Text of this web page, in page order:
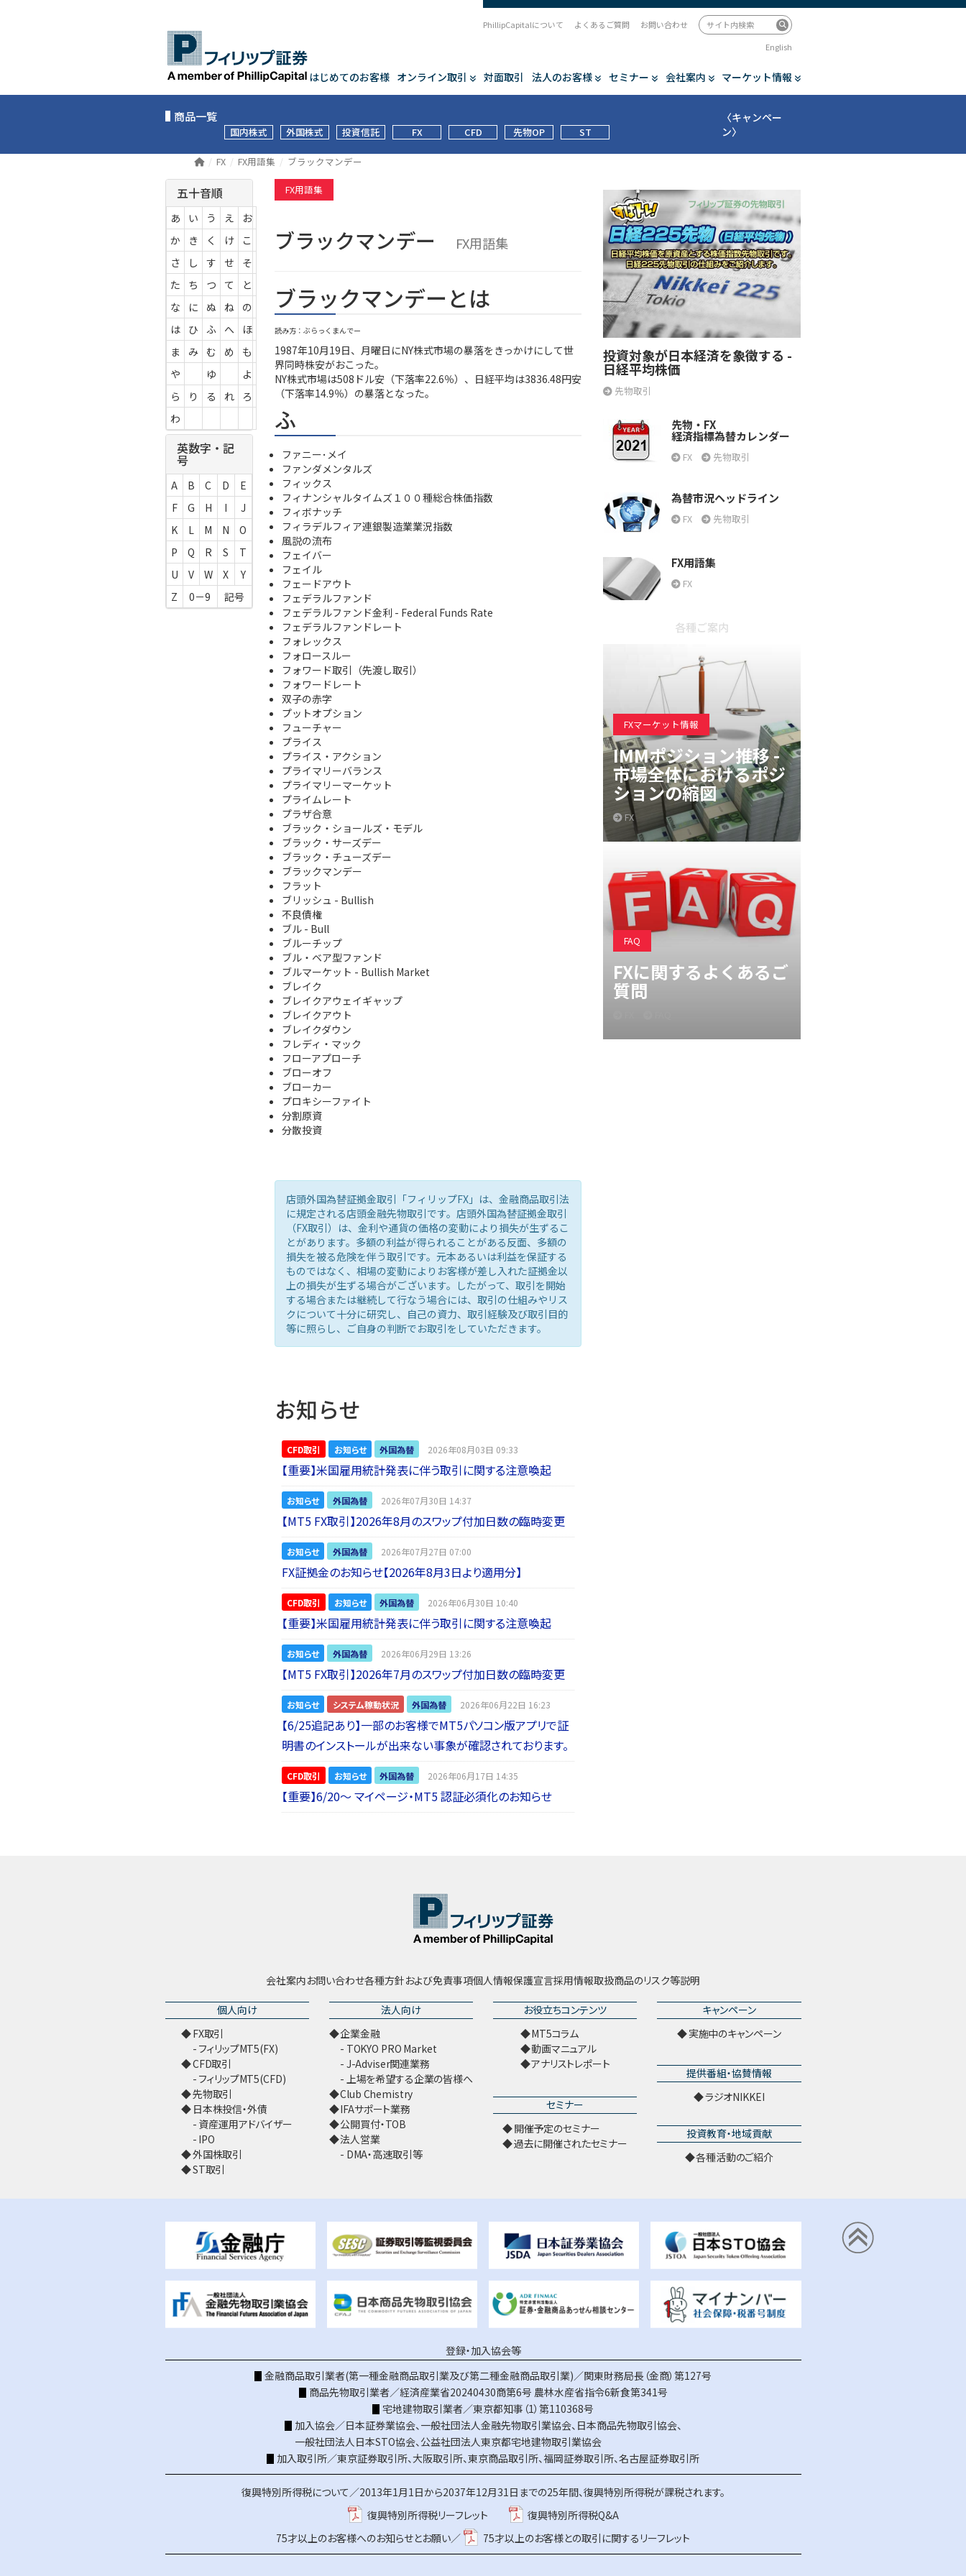
はじめてのお客様 オンライン取引 対面取引 法人のお客様 セミナー 会社案内 マーケット情報
PhillipCapitalについて よくあるご質問
お問い合わせ
English
商品一覧
国内株式 外国株式 投資信託 FX CFD 先物OP ST
〈キャンペー
ン〉
FX FX用語集 ブラックマンデー
FX用語集
ブラックマンデー FX用語集
ブラックマンデーとは
読み方：ぶらっくまんでー
1987年10月19日、月曜日にNY株式市場の暴落をきっかけにして世
界同時株安がおこった。
NY株式市場は508ドル安（下落率22.6％）、日経平均は3836.48円安
（下落率14.9％）の暴落となった。
ふ
ファニー･メイ
ファンダメンタルズ
フィックス
フィナンシャルタイムズ１００種総合株価指数
フィボナッチ
フィラデルフィア連銀製造業業況指数
風説の流布
フェイバー
フェイル
フェードアウト
フェデラルファンド
フェデラルファンド金利 - Federal Funds Rate
フェデラルファンドレート
フォレックス
フォロースルー
フォワード取引（先渡し取引）
フォワードレート
双子の赤字
プットオプション
フューチャー
プライス
プライス・アクション
プライマリーバランス
プライマリーマーケット
プライムレート
プラザ合意
ブラック・ショールズ・モデル
ブラック・サーズデー
ブラック・チューズデー
ブラックマンデー
フラット
ブリッシュ - Bullish
不良債権
ブル - Bull
ブルーチップ
ブル・ベア型ファンド
ブルマーケット - Bullish Market
ブレイク
ブレイクアウェイギャップ
ブレイクアウト
ブレイクダウン
フレディ・マック
フローアプローチ
ブローオフ
ブローカー
プロキシーファイト
分割原資
分散投資
店頭外国為替証拠金取引「フィリップFX」は、金融商品取引法
に規定される店頭金融先物取引です。店頭外国為替証拠金取引
（FX取引）は、金利や通貨の価格の変動により損失が生ずるこ
とがあります。多額の利益が得られることがある反面、多額の
損失を被る危険を伴う取引です。元本あるいは利益を保証する
ものではなく、相場の変動によりお客様が差し入れた証拠金以
上の損失が生ずる場合がございます。したがって、取引を開始
する場合または継続して行なう場合には、取引の仕組みやリス
クについて十分に研究し、自己の資力、取引経験及び取引目的
等に照らし、ご自身の判断でお取引をしていただきます。
お知らせ
CFD取引 お知らせ 外国為替 2026年08月03日 09:33
【重要】米国雇用統計発表に伴う取引に関する注意喚起
お知らせ 外国為替 2026年07月30日 14:37
【MT5 FX取引】2026年8月のスワップ付加日数の臨時変更
お知らせ 外国為替 2026年07月27日 07:00
FX証拠金のお知らせ【2026年8月3日より適用分】
CFD取引 お知らせ 外国為替 2026年06月30日 10:40
【重要】米国雇用統計発表に伴う取引に関する注意喚起
お知らせ 外国為替 2026年06月29日 13:26
【MT5 FX取引】2026年7月のスワップ付加日数の臨時変更
お知らせ システム稼動状況 外国為替 2026年06月22日 16:23
【6/25追記あり】一部のお客様でMT5パソコン版アプリで証
明書のインストールが出来ない事象が確認されております。
CFD取引 お知らせ 外国為替 2026年06月17日 14:35
【重要】6/20～ マイページ・MT5 認証必須化のお知らせ
五十音順
あ い う え
お
か
き く け
こ
さ
し す せ
そ
た
ち つ て
と
な
に ぬ ね
の
は
ひ ふ へ
ほ
ま
み む め
も
や
ゆ
よ
ら
り る れ
ろ
わ
英数字・記
号
A B C D
E
F
G H I
J
K
L M N
O
P
Q R S
T
U
V W X
Y
Z
0－9 記号
投資対象が日本経済を象徴する -
日経平均株価
先物取引
先物・FX
経済指標為替カレンダー
FX 先物取引
為替市況ヘッドライン
FX 先物取引
FX用語集
FX
各種ご案内
FXマーケット情報
IMMポジション推移 -
市場全体におけるポジ
ションの縮図
FX
FAQ
FXに関するよくあるご
質問
会社案内お問い合わせ各種方針および免責事項個人情報保護宣言採用情報取扱商品のリスク等説明
個人向け
FX取引
フィリップMT5(FX)
CFD取引
フィリップMT5(CFD)
先物取引
日本株投信・外債
資産運用アドバイザー
IPO
外国株取引
ST取引
法人向け
企業金融
TOKYO PRO Market
J-Adviser関連業務
上場を希望する企業の皆様へ
Club Chemistry
IFAサポート業務
公開買付・TOB
法人営業
DMA・高速取引等
お役立ちコンテンツ
MT5コラム
動画マニュアル
アナリストレポート
セミナー
開催予定のセミナー
過去に開催されたセミナー
キャンペーン
実施中のキャンペーン
提供番組・協賛情報
ラジオNIKKEI
投資教育・地域貢献
各種活動のご紹介
登録・加入協会等
金融商品取引業者(第一種金融商品取引業及び第二種金融商品取引業)／関東財務局長（金商）第127号
商品先物取引業者／経済産業省20240430商第6号 農林水産省指令6新食第341号
宅地建物取引業者／東京都知事（1）第110368号
加入協会／日本証券業協会、 一般社団法人金融先物取引業協会、 日本商品先物取引協会、
一般社団法人日本STO協会、 公益社団法人東京都宅地建物取引業協会
加入取引所／東京証券取引所、大阪取引所、東京商品取引所、福岡証券取引所、名古屋証券取引所
復興特別所得税について／2013年1月1日から2037年12月31日までの25年間、復興特別所得税が課税されます。
復興特別所得税リーフレット
復興特別所得税Q&A
75才以上のお客様へのお知らせとお願い／
75才以上のお客様との取引に関するリーフレット